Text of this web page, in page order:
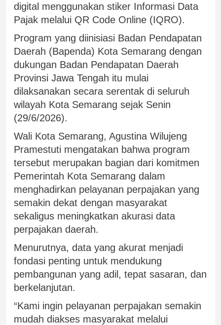
digital menggunakan stiker Informasi Data
Pajak melalui QR Code Online (IQRO).
Program yang diinisiasi Badan Pendapatan
Daerah (Bapenda) Kota Semarang dengan
dukungan Badan Pendapatan Daerah
Provinsi Jawa Tengah itu mulai
dilaksanakan secara serentak di seluruh
wilayah Kota Semarang sejak Senin
(29/6/2026).
Wali Kota Semarang, Agustina Wilujeng
Pramestuti mengatakan bahwa program
tersebut merupakan bagian dari komitmen
Pemerintah Kota Semarang dalam
menghadirkan pelayanan perpajakan yang
semakin dekat dengan masyarakat
sekaligus meningkatkan akurasi data
perpajakan daerah.
Menurutnya, data yang akurat menjadi
fondasi penting untuk mendukung
pembangunan yang adil, tepat sasaran, dan
berkelanjutan.
“Kami ingin pelayanan perpajakan semakin
mudah diakses masyarakat melalui